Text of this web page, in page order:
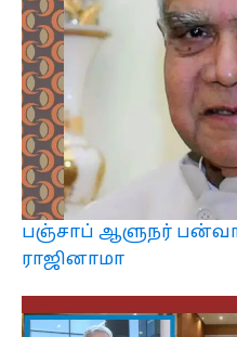
பஞ்சாப் ஆளுநர்
ராஜினாமா